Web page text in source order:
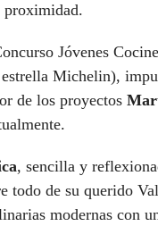
proximidad.
Jóvenes
Michelin),
de los proyectos
, sencilla y
todo de su querido
modernas con